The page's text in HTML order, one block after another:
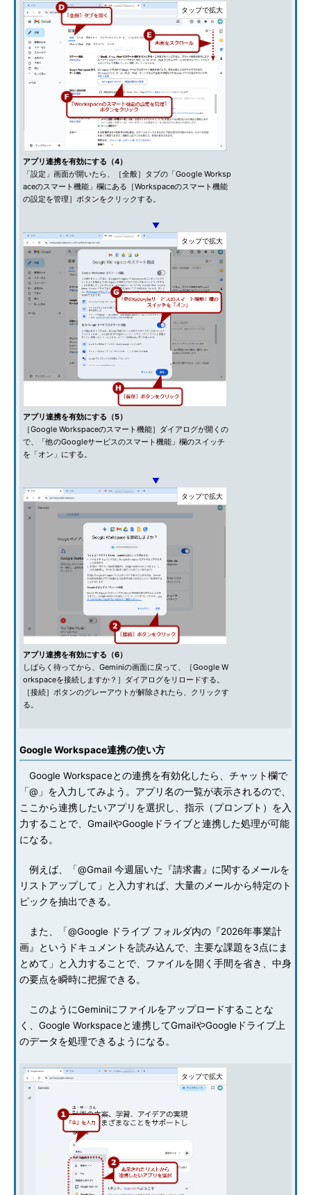
アプリ連携を有効にする（4）
「設定」画面が開いたら、［全般］タブの「Google Worksp
aceのスマート機能」欄にある［Workspaceのスマート機能
の設定を管理］ボタンをクリックする。
▼
アプリ連携を有効にする（5）
［Google Workspaceのスマート機能］ダイアログが開くの
で、「他のGoogleサービスのスマート機能」欄のスイッチ
を「オン」にする。
▼
アプリ連携を有効にする（6）
しばらく待ってから、Geminiの画面に戻って、［Google W
orkspaceを接続しますか？］ダイアログをリロードする。
［接続］ボタンのグレーアウトが解除されたら、クリックす
る。
Google Workspace連携の使い方
Google Workspaceとの連携を有効化したら、チャット欄で
「@」を入力してみよう。アプリ名の一覧が表示されるので、
ここから連携したいアプリを選択し、指示（プロンプト）を入
力することで、GmailやGoogleドライブと連携した処理が可能
になる。
例えば、「@Gmail 今週届いた『請求書』に関するメールを
リストアップして」と入力すれば、大量のメールから特定のト
ピックを抽出できる。
また、「@Google ドライブ フォルダ内の『2026年事業計
画』というドキュメントを読み込んで、主要な課題を3点にま
とめて」と入力することで、ファイルを開く手間を省き、中身
の要点を瞬時に把握できる。
このようにGeminiにファイルをアップロードすることな
く、Google Workspaceと連携してGmailやGoogleドライブ上
のデータを処理できるようになる。